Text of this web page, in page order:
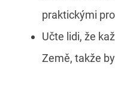
praktickými
Učte lidi, že
Země, takže